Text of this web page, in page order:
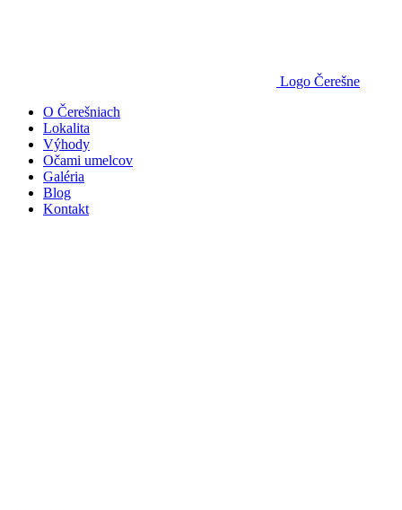
Logo Čerešne
O Čerešniach
Lokalita
Výhody
Očami umelcov
Galéria
Blog
Kontakt